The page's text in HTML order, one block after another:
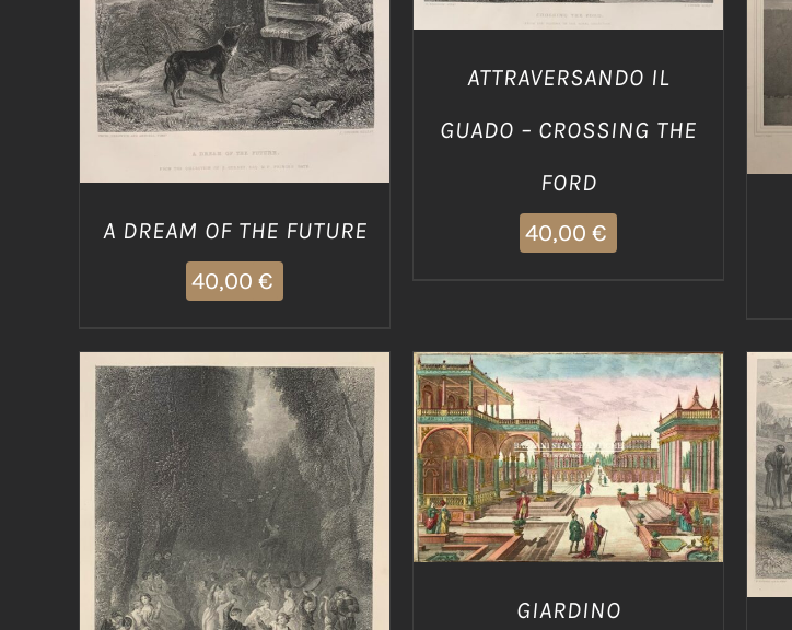
A DREAM OF THE FUTURE
40,00 €
ATTRAVERSANDO IL
GUADO – CROSSING THE
FORD
40,00 €
AGGIUNGI AL CARRELLO
/
DETTAGLI
AGGIUNGI AL CARRELLO
/
DETTAGLI
GIARDINO